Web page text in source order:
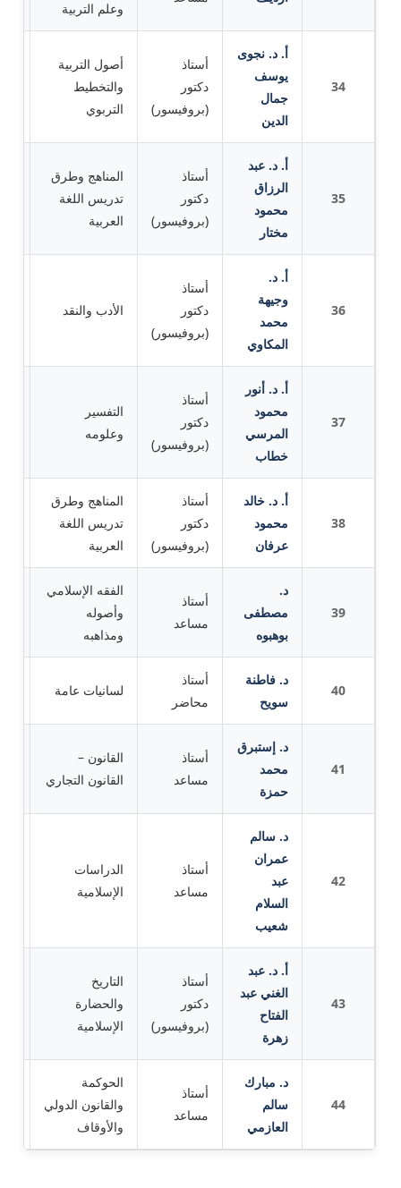
وعلم التربية
34
أ. د. نجوى
يوسف
جمال
الدين
أستاذ
دكتور
(بروفيسور)
أصول التربية
والتخطيط
التربوي
35
أ. د. عبد
الرزاق
محمود
مختار
أستاذ
دكتور
(بروفيسور)
المناهج وطرق
تدريس اللغة
العربية
36
أ. د.
وجيهة
محمد
المكاوي
أستاذ
دكتور
(بروفيسور)
الأدب والنقد
37
أ. د. أنور
محمود
المرسي
خطاب
أستاذ
دكتور
(بروفيسور)
التفسير
وعلومه
38
أ. د. خالد
محمود
عرفان
أستاذ
دكتور
(بروفيسور)
المناهج وطرق
تدريس اللغة
العربية
39
د.
مصطفى
بوهبوه
أستاذ
مساعد
الفقه الإسلامي
وأصوله
ومذاهبه
40
د. فاطنة
سويح
أستاذ
محاضر
لسانيات عامة
41
د. إستبرق
محمد
حمزة
أستاذ
مساعد
القانون –
القانون التجاري
42
د. سالم
عمران
عبد
السلام
شعيب
أستاذ
مساعد
الدراسات
الإسلامية
43
أ. د. عبد
الغني عبد
الفتاح
زهرة
أستاذ
دكتور
(بروفيسور)
التاريخ
والحضارة
الإسلامية
44
د. مبارك
سالم
العازمي
أستاذ
مساعد
الحوكمة
والقانون الدولي
والأوقاف